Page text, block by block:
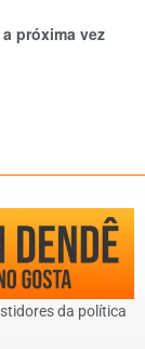
próxima vez
da política